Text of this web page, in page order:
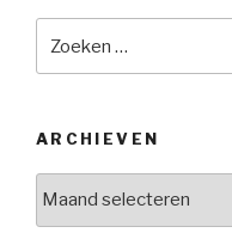
naar:
ARCHIEVEN